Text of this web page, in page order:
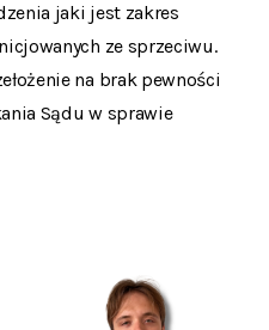
jaki jest zakres
ze sprzeciwu.
na brak pewności
Sądu w sprawie